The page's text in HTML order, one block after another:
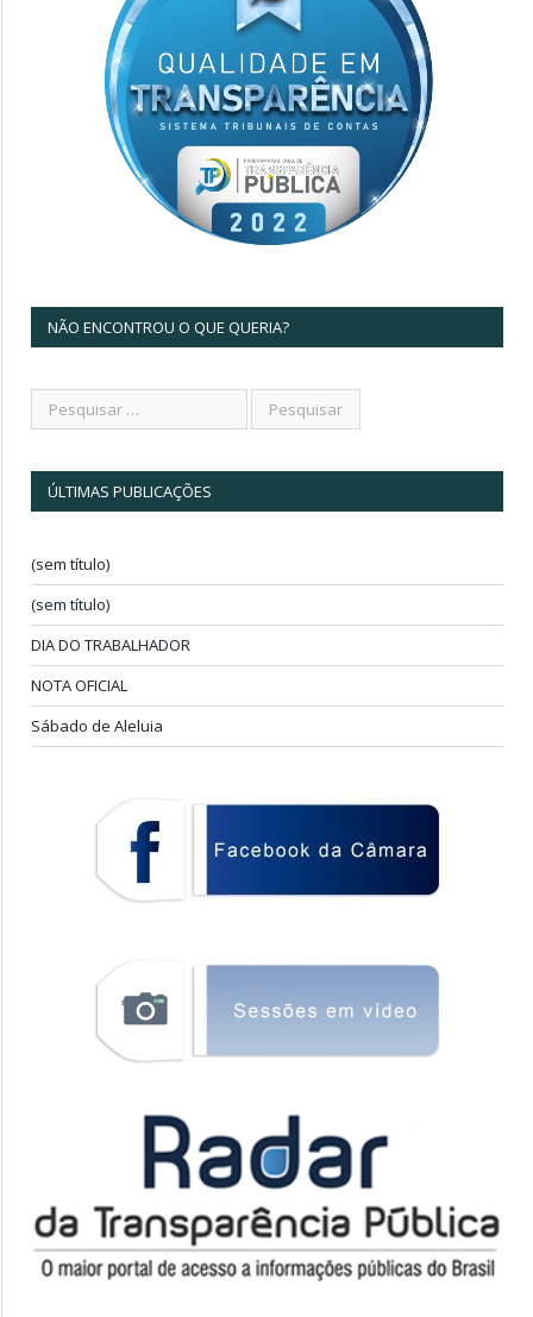
NÃO ENCONTROU O QUE QUERIA?
ÚLTIMAS PUBLICAÇÕES
(sem título)
(sem título)
DIA DO TRABALHADOR
NOTA OFICIAL
Sábado de Aleluia